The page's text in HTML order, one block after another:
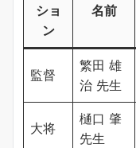
ショ
ン
名前
監督
繁田 雄
治 先生
大将
樋口 肇
先生